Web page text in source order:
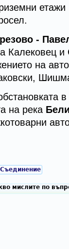
-
Калековец
на
на река
мислите по